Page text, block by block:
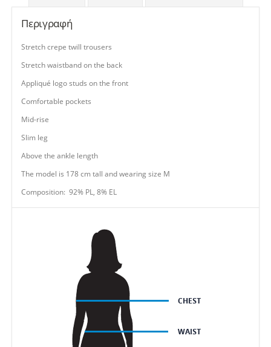
Περιγραφή
Stretch crepe twill trousers
Stretch waistband on the back
Appliqué logo studs on the front
Comfortable pockets
Mid-rise
Slim leg
Above the ankle length
The model is 178 cm tall and wearing size M
Composition: 92% PL, 8% EL